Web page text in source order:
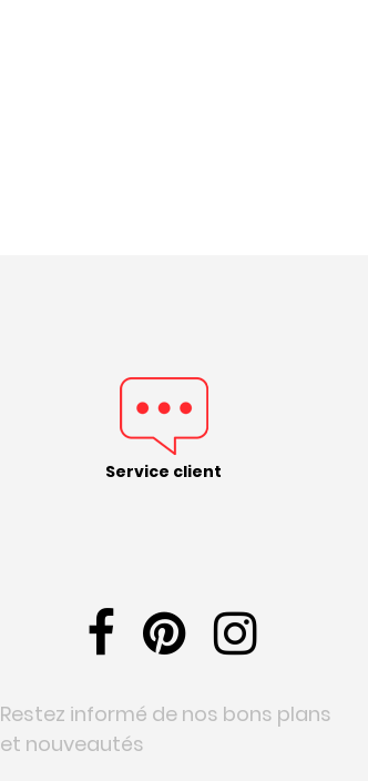
Service client
Restez informé de nos bons plans
et nouveautés